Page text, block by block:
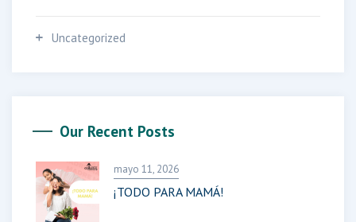
Uncategorized
Our Recent Posts
mayo 11, 2026
¡TODO PARA MAMÁ!